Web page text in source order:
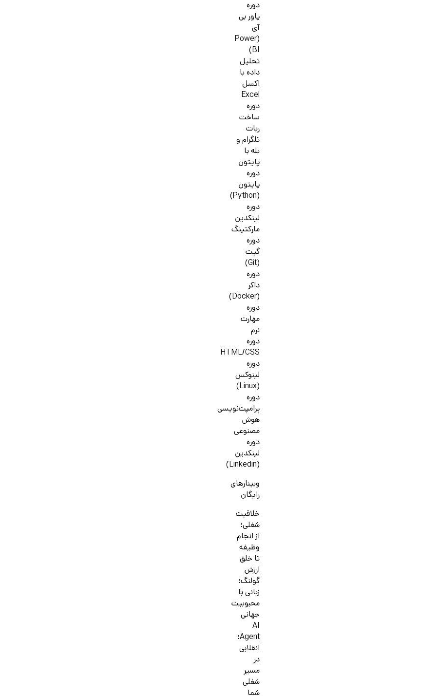
دوره
پاور بی
آی
(Power
BI)
تحلیل
داده با
اکسل
Excel
دوره
ساخت
ربات
تلگرام و
بله با
پایتون
دوره
پایتون
(Python)
دوره
لینکدین
مارکتینگ
دوره
گیت
(Git)
دوره
داکر
(Docker)
دوره
مهارت
نرم
دوره
HTML/CSS
دوره
لینوکس
(Linux)
دوره
پرامپت‌نویسی
هوش
مصنوعی
دوره
لینکدین
(Linkedin)
وبینارهای
رایگان
خلاقیت
شغلی؛
از انجام
وظیفه
تا خلق
ارزش
گولنگ؛
زبانی با
محبوبیت
جهانی
AI
Agent؛
انقلابی
در
مسیر
شغلی